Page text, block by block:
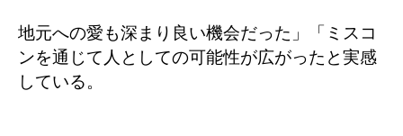
地元への愛も深まり良い機会だった」「ミスコ
ンを通じて人としての可能性が広がったと実感
している。